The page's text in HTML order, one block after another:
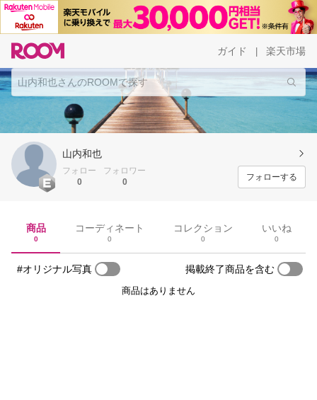
ガイド 楽天市場
山内和也
フォロー
0
フォロワー
0
フォローする
商品
0
コーディネート
0
コレクション
0
いいね
0
#オリジナル写真 掲載終了商品を含む
商品はありません